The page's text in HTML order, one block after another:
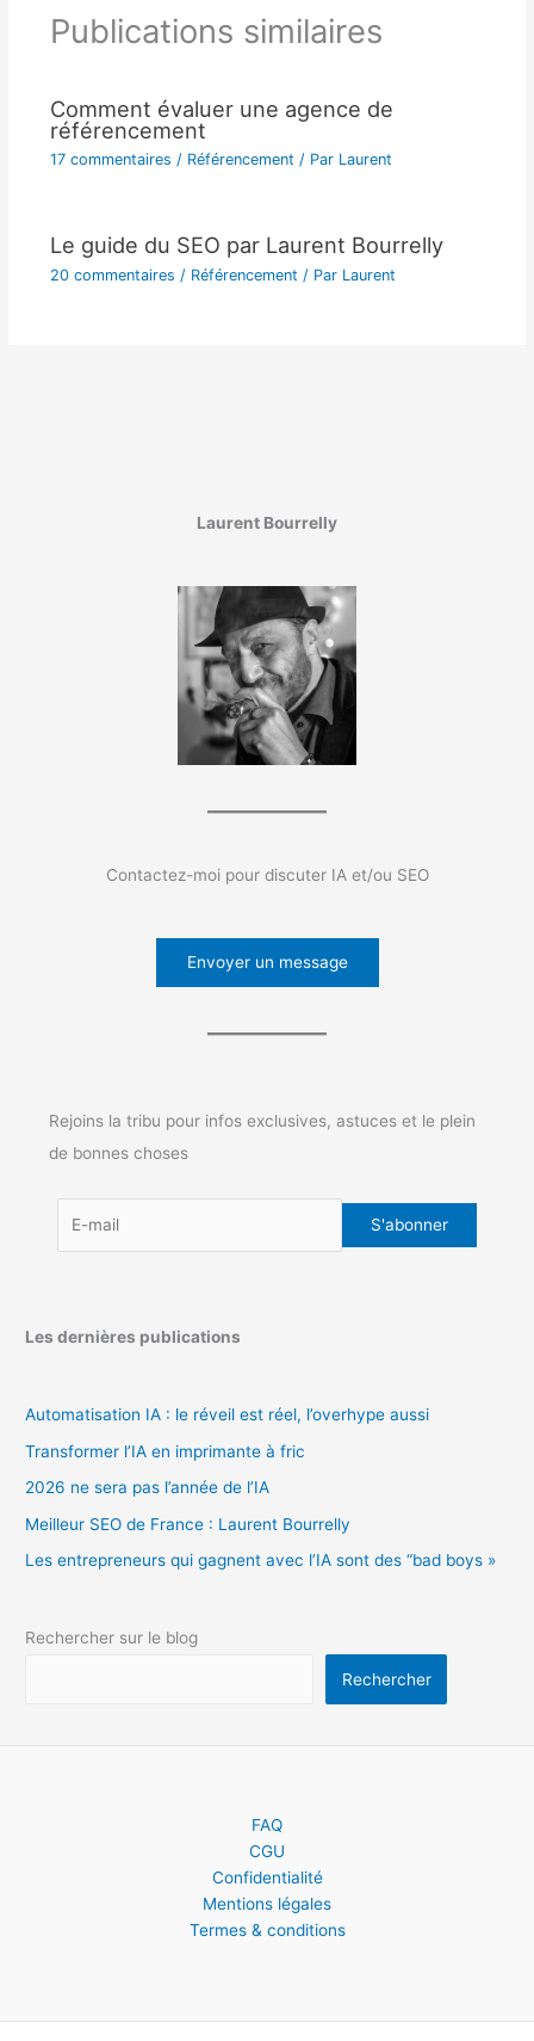
Publications similaires
Comment évaluer une agence de
référencement
17 commentaires / Référencement / Par Laurent
Le guide du SEO par Laurent Bourrelly
20 commentaires / Référencement / Par Laurent
Laurent Bourrelly
Contactez-moi pour discuter IA et/ou SEO
Envoyer un message
Rejoins la tribu pour infos exclusives, astuces et le plein
de bonnes choses
Les dernières publications
Automatisation IA : le réveil est réel, l’overhype aussi
Transformer l’IA en imprimante à fric
2026 ne sera pas l’année de l’IA
Meilleur SEO de France : Laurent Bourrelly
Les entrepreneurs qui gagnent avec l’IA sont des “bad boys »
Rechercher sur le blog
Rechercher
FAQ
CGU
Confidentialité
Mentions légales
Termes & conditions